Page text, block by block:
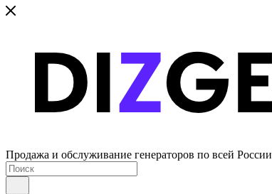
Продажа и обслуживание генераторов по всей России